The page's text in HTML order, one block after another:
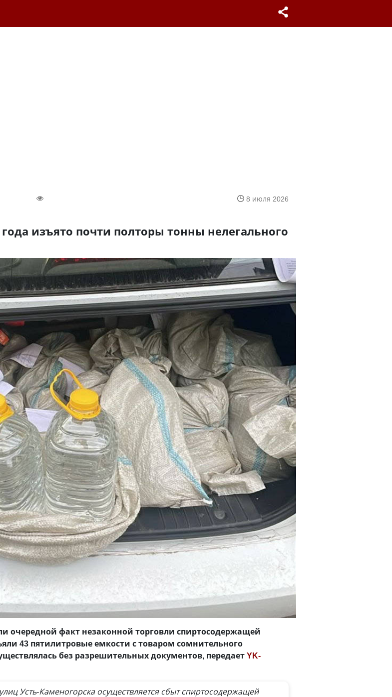
8 июля 2026
изъято почти полторы тонны нелегального
очередной факт незаконной торговли спиртосодержащей
43 пятилитровые емкости с товаром сомнительного
без разрешительных документов, передаетYK-
Усть-Каменогорска осуществляется сбыт спиртосодержащей